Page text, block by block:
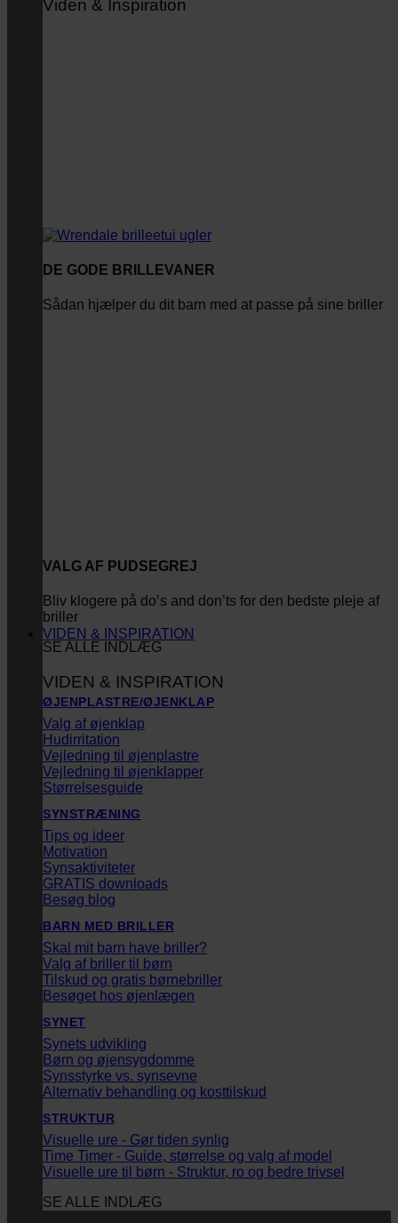
Viden & Inspiration
DE GODE BRILLEVANER
Sådan hjælper du dit barn med at passe på sine briller
VALG AF PUDSEGREJ
Bliv klogere på do’s and don’ts for den bedste pleje af
briller
SE ALLE INDLÆG
VIDEN & INSPIRATION
VIDEN & INSPIRATION
ØJENPLASTRE/ØJENKLAP
Valg af øjenklap
Hudirritation
Vejledning til øjenplastre
Vejledning til øjenklapper
Størrelsesguide
SYNSTRÆNING
Tips og ideer
Motivation
Synsaktiviteter
GRATIS downloads
Besøg blog
BARN MED BRILLER
Skal mit barn have briller?
Valg af briller til børn
Tilskud og gratis børnebriller
Besøget hos øjenlægen
SYNET
Synets udvikling
Børn og øjensygdomme
Synsstyrke vs. synsevne
Alternativ behandling og kosttilskud
STRUKTUR
Visuelle ure - Gør tiden synlig
Time Timer - Guide, størrelse og valg af model
Visuelle ure til børn - Struktur, ro og bedre trivsel
SE ALLE INDLÆG